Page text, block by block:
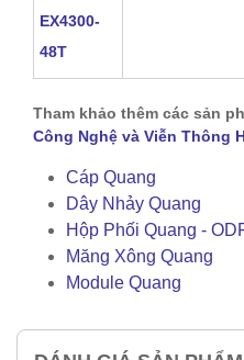
EX4300-
48T
Tham khảo thêm các sản
Công Nghệ và Viễn Thông
Cáp Quang
Dây Nhảy Quang
Hộp Phối Quang -
Măng Xông Quang
Module Quang